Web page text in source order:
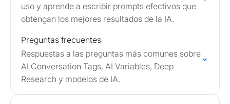
uso y aprende a escribir prompts efectivos que
obtengan los mejores resultados de la IA.
Preguntas frecuentes
Respuestas a las preguntas más comunes sobre
AI Conversation Tags, AI Variables, Deep
Research y modelos de IA.